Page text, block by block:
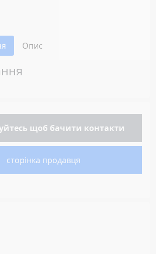
Опис
щоб бачити контакти
сторінка продавця